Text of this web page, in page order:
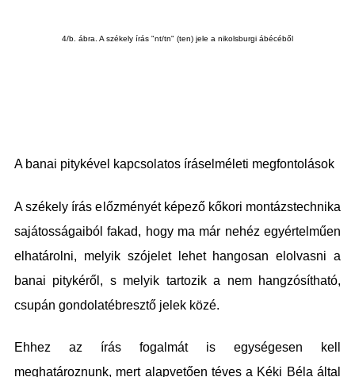
4/b. ábra. A székely írás "nt/tn" (ten) jele a nikolsburgi ábécéből
A banai pitykével kapcsolatos íráselméleti megfontolások
A székely írás előzményét képező kőkori montázstechnika
sajátosságaiból fakad, hogy ma már nehéz egyértelműen
elhatárolni, melyik szójelet lehet hangosan elolvasni a
banai pitykéről, s melyik tartozik a nem hangzósítható,
csupán gondolatébresztő jelek közé.
Ehhez az írás fogalmát is egységesen kell
meghatároznunk, mert alapvetően téves a Kéki Béla által